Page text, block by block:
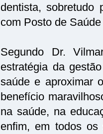
dentista, sobretudo
com Posto de
Segundo Dr.
estratégia da
saúde e aproximar
benefício
na saúde, na
enfim, em todos